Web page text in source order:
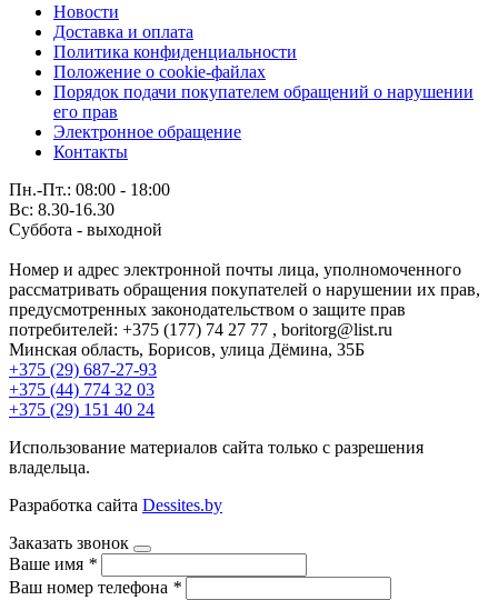
Новости
Доставка и оплата
Политика конфиденциальности
Положение о cookie-файлах
Порядок подачи покупателем обращений о нарушении
его прав
Электронное обращение
Контакты
Пн.-Пт.: 08:00 - 18:00
Вс: 8.30-16.30
Суббота - выходной
Номер и адрес электронной почты лица, уполномоченного
рассматривать обращения покупателей о нарушении их прав,
предусмотренных законодательством о защите прав
потребителей: +375 (177) 74 27 77 , boritorg@list.ru
Минская область, Борисов, улица Дёмина, 35Б
+375 (29) 687-27-93
+375 (44) 774 32 03
+375 (29) 151 40 24
Использование материалов сайта только с разрешения
владельца.
Разработка сайта Dessites.by
Заказать звонок
Ваше имя *
Ваш номер телефона *